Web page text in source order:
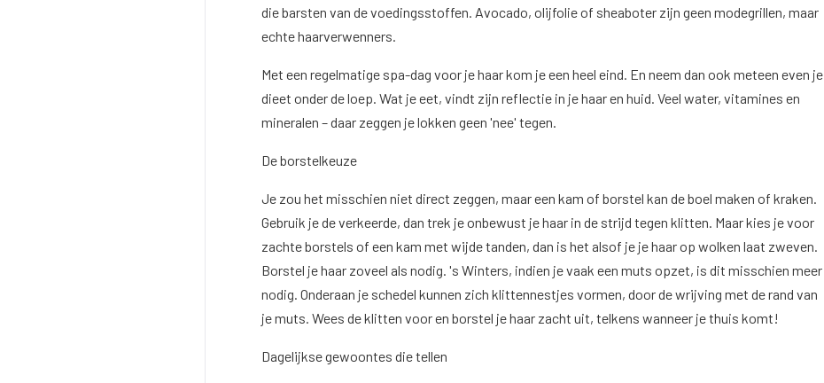
die barsten van de voedingsstoffen. Avocado, olijfolie of sheaboter zijn geen modegrillen, maar
echte haarverwenners.
Met een regelmatige spa-dag voor je haar kom je een heel eind. En neem dan ook meteen even je
dieet onder de loep. Wat je eet, vindt zijn reflectie in je haar en huid. Veel water, vitamines en
mineralen – daar zeggen je lokken geen 'nee' tegen.
De borstelkeuze
Je zou het misschien niet direct zeggen, maar een kam of borstel kan de boel maken of kraken.
Gebruik je de verkeerde, dan trek je onbewust je haar in de strijd tegen klitten. Maar kies je voor
zachte borstels of een kam met wijde tanden, dan is het alsof je je haar op wolken laat zweven.
Borstel je haar zoveel als nodig. 's Winters, indien je vaak een muts opzet, is dit misschien meer
nodig. Onderaan je schedel kunnen zich klittennestjes vormen, door de wrijving met de rand van
je muts. Wees de klitten voor en borstel je haar zacht uit, telkens wanneer je thuis komt!
Dagelijkse gewoontes die tellen